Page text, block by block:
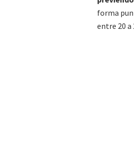
forma
entre 20 a